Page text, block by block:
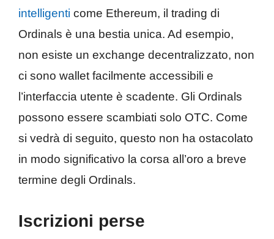
intelligenti come Ethereum, il trading di
Ordinals è una bestia unica. Ad esempio,
non esiste un exchange decentralizzato, non
ci sono wallet facilmente accessibili e
l’interfaccia utente è scadente. Gli Ordinals
possono essere scambiati solo OTC. Come
si vedrà di seguito, questo non ha ostacolato
in modo significativo la corsa all’oro a breve
termine degli Ordinals.
Iscrizioni perse